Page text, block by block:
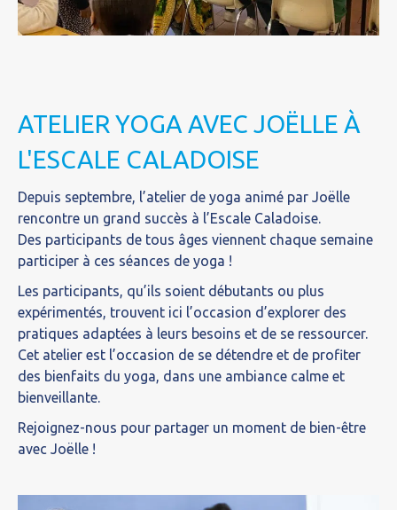
ATELIER YOGA AVEC JOËLLE À
L'ESCALE CALADOISE
Depuis septembre, l’atelier de yoga animé par Joëlle
rencontre un grand succès à l’Escale Caladoise.
Des participants de tous âges viennent chaque semaine
participer à ces séances de yoga !
Les participants, qu’ils soient débutants ou plus
expérimentés, trouvent ici l’occasion d’explorer des
pratiques adaptées à leurs besoins et de se ressourcer.
Cet atelier est l’occasion de se détendre et de profiter
des bienfaits du yoga, dans une ambiance calme et
bienveillante.
Rejoignez-nous pour partager un moment de bien-être
avec Joëlle !